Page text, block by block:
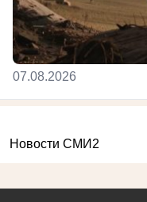
07.08.2026
Новости СМИ2